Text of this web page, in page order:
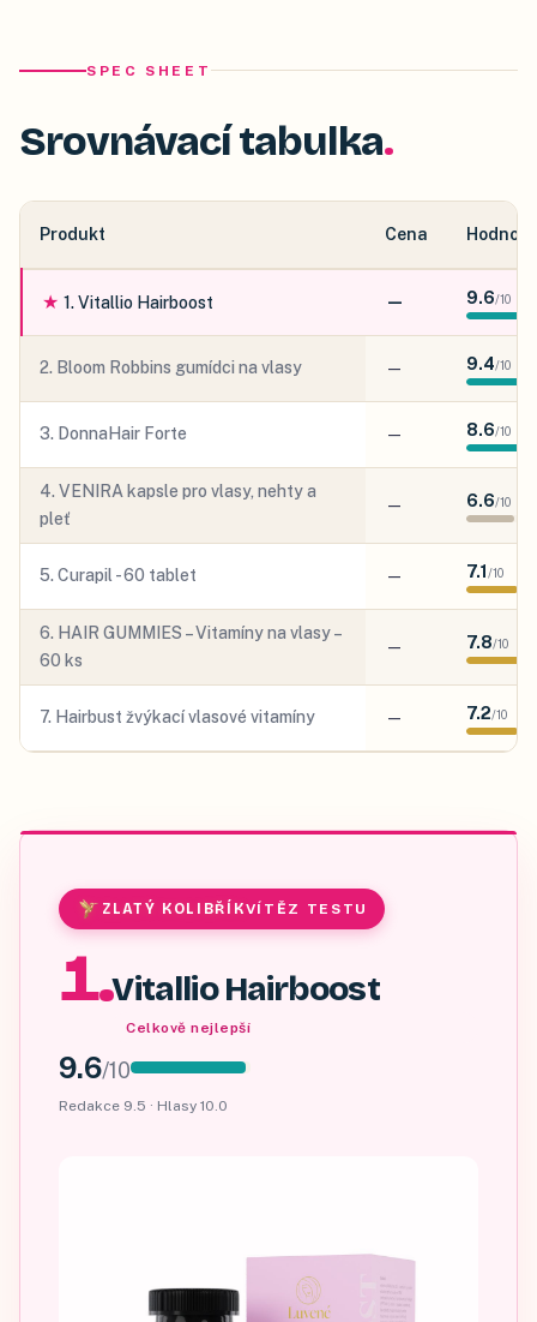
SPEC SHEET
Srovnávací tabulka
Produkt Cena
★ 1.Vitallio Hairboost — 9.6/10
2. Bloom Robbins gumídci na vlasy — 9.4/10
3. DonnaHair Forte — 8.6/10
4. VENIRA kapsle pro vlasy, nehty a
pleť
— 6.6/10
5. Curapil - 60 tablet — 7.1/10
6. HAIR GUMMIES – Vitamíny na vlasy –
60 ks
— 7.8/10
7. Hairbust žvýkací vlasové vitamíny — 7.2/10
ZLATÝ KOLIBŘÍKVÍTĚZ TESTU
1.Vitallio Hairboost
Celkově nejlepší
9.6/10
Redakce 9.5 · Hlasy 10.0